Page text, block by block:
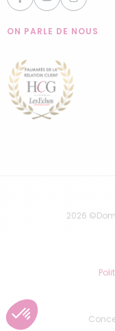
ON PARLE DE NOUS
2026